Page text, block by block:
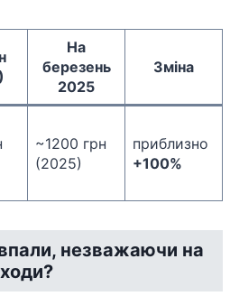
На
березень
2025
Зміна
~1200 грн
(2025)
приблизно
+100%
незважаючи на